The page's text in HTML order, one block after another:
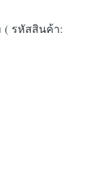
( รหัสสินค้า: